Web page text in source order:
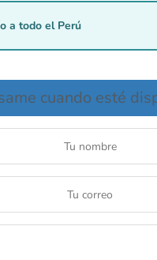
a todo el Perú
cuando esté